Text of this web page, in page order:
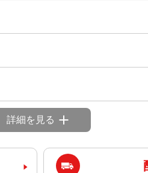
詳細を見る